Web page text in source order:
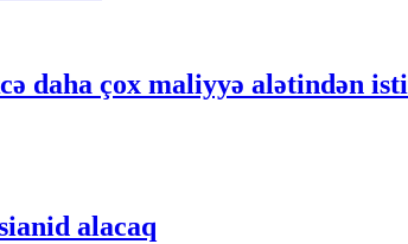
daha çox maliyyə alətindən
alacaq